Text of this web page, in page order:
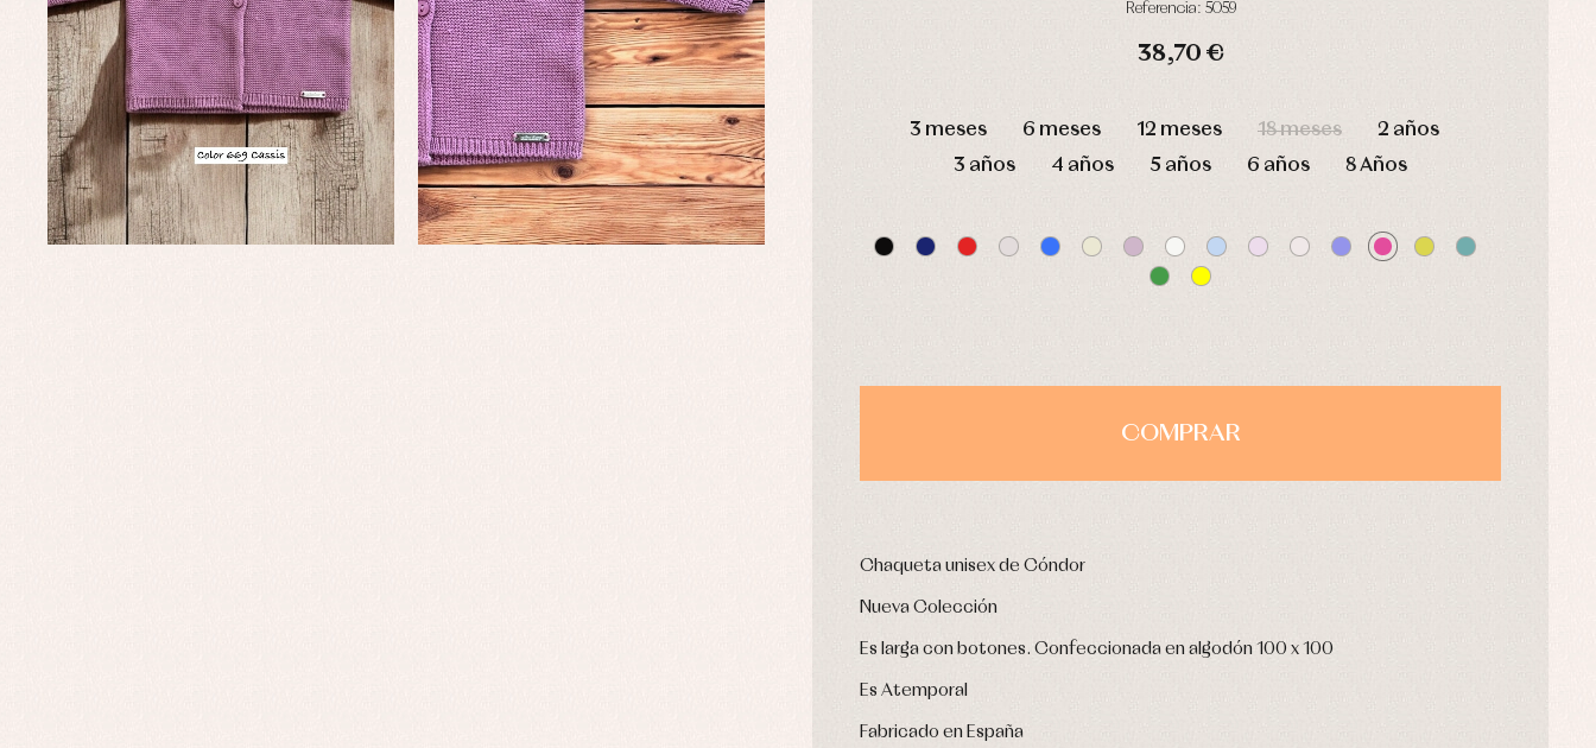
Referencia: 5059
38,70 €
3 meses 6 meses 12 meses 18 meses
2 años
3 años
4 años 5 años 6 años 8 Años
COMPRAR
Chaqueta unisex de Cóndor
Nueva Colección
Es larga con botones. Confeccionada en algodón 100 x 100
Es Atemporal
Fabricado en España
Complementos de bautizo
Conjuntos
Faldones de bautizo
Peleles y ranitas
Blusas y camisas
Chaquetas y abrigos
Complementos
Conjuntos
Arras y fiesta
Camisas
Chaquetas y jerseys
Conjuntos